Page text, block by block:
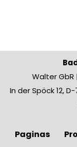
Walter GbR |
In der Spöck 12,
Paginas